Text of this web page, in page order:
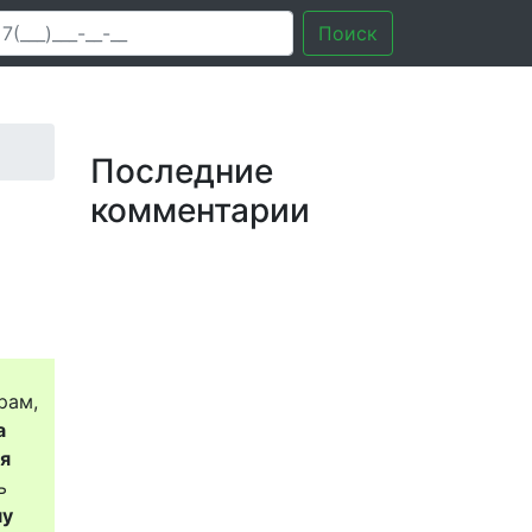
Поиск
Последние
комментарии